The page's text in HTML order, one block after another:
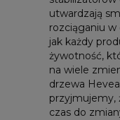
utwardzają
rozciąganiu w
jak każdy
żywotność,
na wiele
drzewa Hevea
przyjmujemy,
czas do